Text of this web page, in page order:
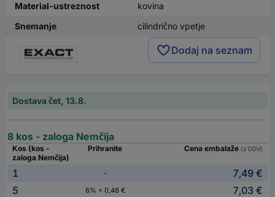
Material-ustreznost
kovina
Snemanje
cilindrično vpetje
Dodaj na seznam
Dostava čet, 13.8.
8 kos - zaloga Nemčija
Kos (kos -
zaloga Nemčija)
Prihranite Cena embalaže (z DDV)
1 -
7,49 €
5
6% = 0,46 €
7,03 €